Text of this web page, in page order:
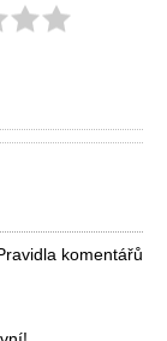
komentářů